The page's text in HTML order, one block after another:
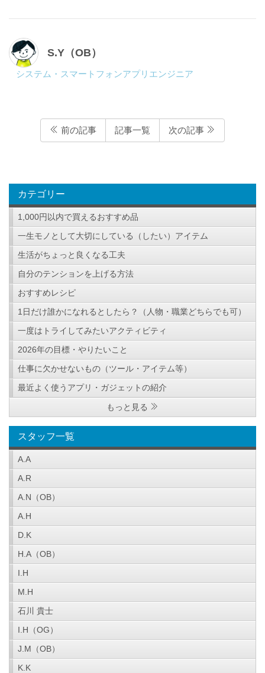
S.Y（OB）
システム・スマートフォンアプリエンジニア
前の記事 記事一覧 次の記事
カテゴリー
1,000円以内で買えるおすすめ品
一生モノとして大切にしている（したい）アイテム
生活がちょっと良くなる工夫
自分のテンションを上げる方法
おすすめレシピ
1日だけ誰かになれるとしたら？（人物・職業どちらでも可）
一度はトライしてみたいアクティビティ
2026年の目標・やりたいこと
仕事に欠かせないもの（ツール・アイテム等）
最近よく使うアプリ・ガジェットの紹介
もっと見る
スタッフ一覧
A.A
A.R
A.N（OB）
A.H
D.K
H.A（OB）
I.H
M.H
石川 貴士
I.H（OG）
J.M（OB）
K.K